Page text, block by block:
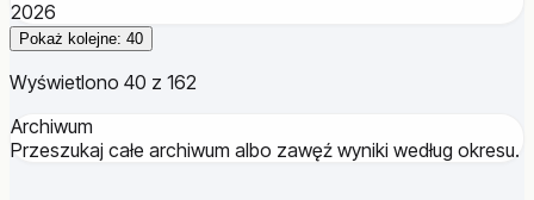
2026
Pokaż kolejne: 40
Wyświetlono 40 z 162
Archiwum
Przeszukaj całe archiwum albo zawęź wyniki według okresu.